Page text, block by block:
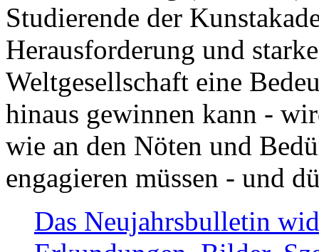
Studierende der
Herausforderung und
Weltgesellschaft eine
hinaus gewinnen kann -
wie an den Nöten und
engagieren müssen - und
Das Neujahrsbulletin